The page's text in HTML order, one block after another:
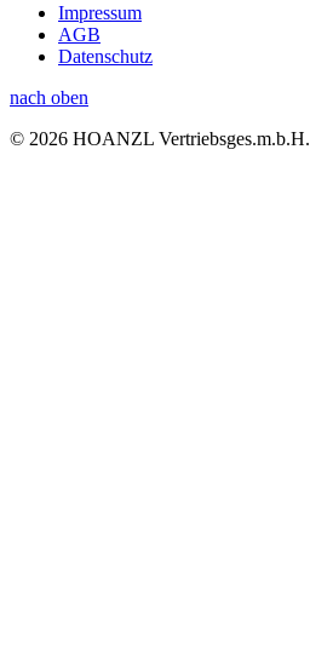
Impressum
AGB
Datenschutz
nach oben
© 2026 HOANZL Vertriebsges.m.b.H.